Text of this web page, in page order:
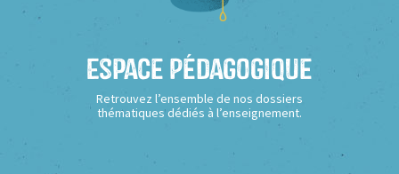
Espace Pédagogique
Retrouvez l’ensemble de nos dossiers
thématiques dédiés à l’enseignement.